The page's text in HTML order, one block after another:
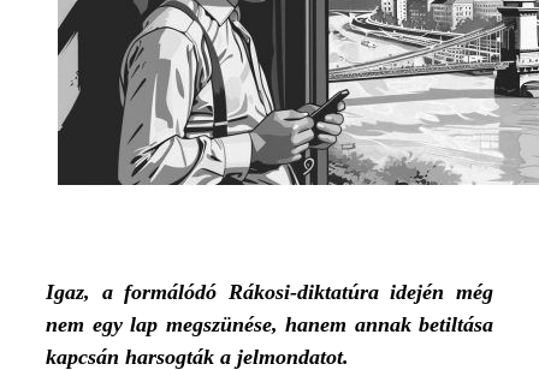
Igaz, a formálódó Rákosi-diktatúra idején még
nem egy lap megszünése, hanem annak betiltása
kapcsán harsogták a jelmondatot.